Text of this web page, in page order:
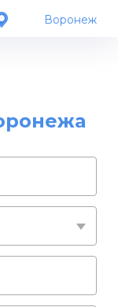
Воронеж